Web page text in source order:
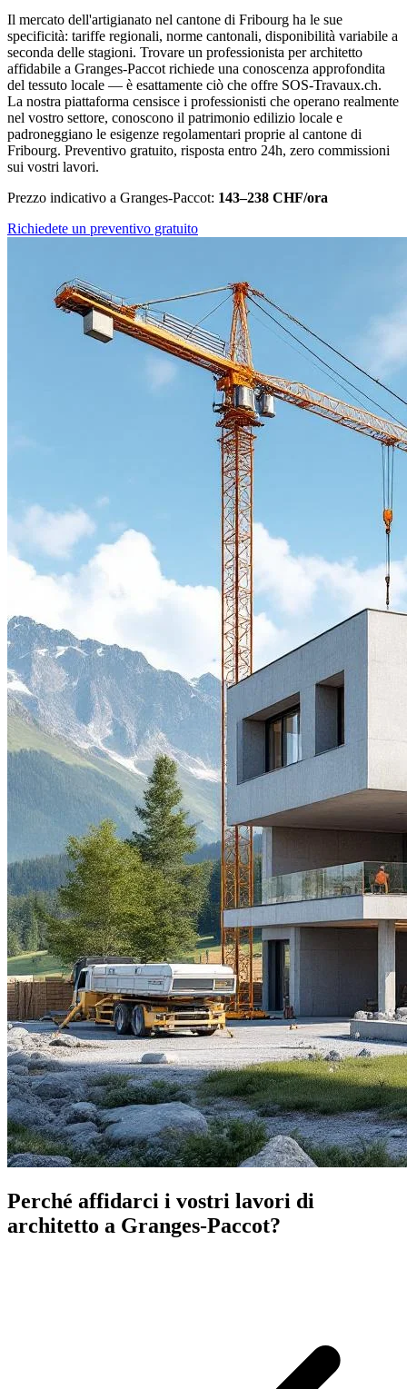
Il mercato dell'artigianato nel cantone di Fribourg ha le sue
specificità: tariffe regionali, norme cantonali, disponibilità variabile a
seconda delle stagioni. Trovare un professionista per architetto
affidabile a Granges-Paccot richiede una conoscenza approfondita
del tessuto locale — è esattamente ciò che offre SOS-Travaux.ch.
La nostra piattaforma censisce i professionisti che operano realmente
nel vostro settore, conoscono il patrimonio edilizio locale e
padroneggiano le esigenze regolamentari proprie al cantone di
Fribourg. Preventivo gratuito, risposta entro 24h, zero commissioni
sui vostri lavori.
Prezzo indicativo a Granges-Paccot: 143–238 CHF/ora
Richiedete un preventivo gratuito
Perché affidarci i vostri lavori di
architetto a Granges-Paccot?